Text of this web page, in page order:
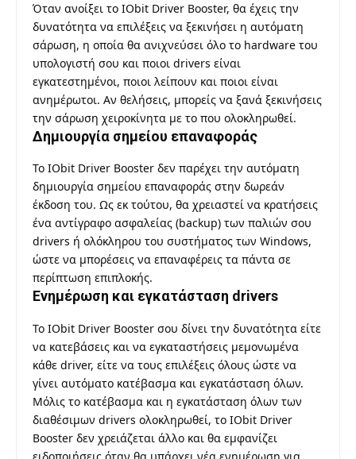
Όταν ανοίξει το IObit Driver Booster, θα έχεις την
δυνατότητα να επιλέξεις να ξεκινήσει η αυτόματη
σάρωση, η οποία θα ανιχνεύσει όλο το hardware του
υπολογιστή σου και ποιοι drivers είναι
εγκατεστημένοι, ποιοι λείπουν και ποιοι είναι
ανημέρωτοι. Αν θελήσεις, μπορείς να ξανά ξεκινήσεις
την σάρωση χειροκίνητα με το που ολοκληρωθεί.
Δημιουργία σημείου επαναφοράς
Το IObit Driver Booster δεν παρέχει την αυτόματη
δημιουργία σημείου επαναφοράς στην δωρεάν
έκδοση του. Ως εκ τούτου, θα χρειαστεί να κρατήσεις
ένα αντίγραφο ασφαλείας (backup) των παλιών σου
drivers ή ολόκληρου του συστήματος των Windows,
ώστε να μπορέσεις να επαναφέρεις τα πάντα σε
περίπτωση επιπλοκής.
Ενημέρωση και εγκατάσταση drivers
Το IObit Driver Booster σου δίνει την δυνατότητα είτε
να κατεβάσεις και να εγκαταστήσεις μεμονωμένα
κάθε driver, είτε να τους επιλέξεις όλους ώστε να
γίνει αυτόματο κατέβασμα και εγκατάσταση όλων.
Μόλις το κατέβασμα και η εγκατάσταση όλων των
διαθέσιμων drivers ολοκληρωθεί, το IObit Driver
Booster δεν χρειάζεται άλλο και θα εμφανίζει
ειδοποιήσεις όταν θα υπάρχει νέα ενημέρωση για